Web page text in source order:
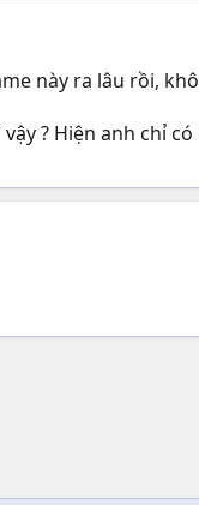
này ra lâu rồi,
? Hiện anh chỉ